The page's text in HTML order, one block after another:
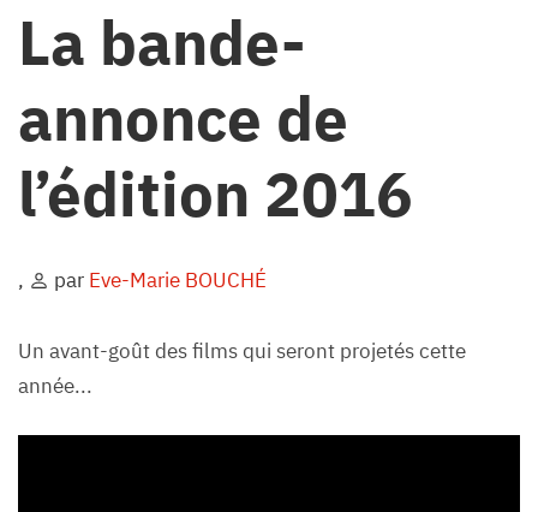
La bande-
annonce de
l’édition 2016
, par Eve-Marie BOUCHÉ
Un avant-goût des films qui seront projetés cette
année...